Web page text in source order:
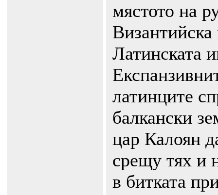
мястото на
Латинската
латинците
балкански
цар Калоян
срещу тях и
в битката